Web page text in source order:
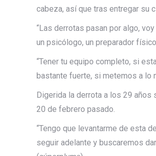
cabeza, así que tras entregar su
“Las derrotas pasan por algo,
un psicólogo, un preparador
“Tener tu equipo completo, si
bastante fuerte, si metemos a lo
Digerida la derrota a los 29 años
20 de febrero pasado.
“Tengo que levantarme de esta
seguir adelante y buscaremos